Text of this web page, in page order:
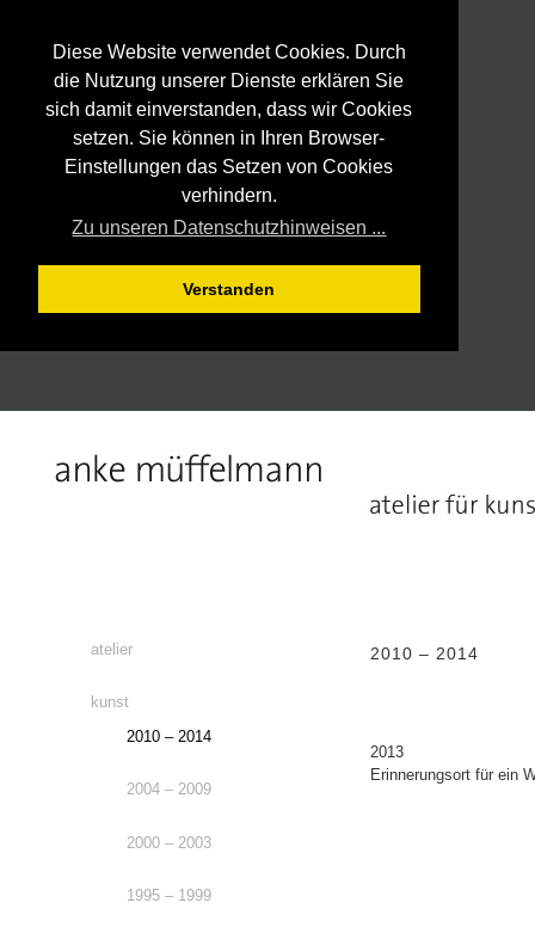
Diese Website verwendet Cookies. Durch
die Nutzung unserer Dienste erklären Sie
sich damit einverstanden, dass wir Cookies
setzen. Sie können in Ihren Browser-
Einstellungen das Setzen von Cookies
verhindern.
Zu unseren Datenschutzhinweisen ...
Verstanden
atelier
kunst
2010 – 2014
2004 – 2009
2000 – 2003
1995 – 1999
2010 – 2014
2013
Erinnerungsort für ein